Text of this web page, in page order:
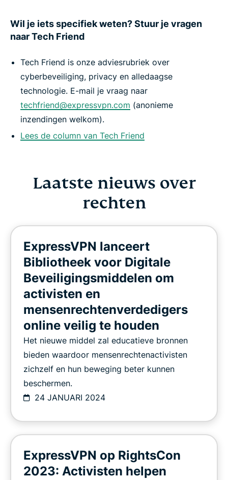
Wil je iets specifiek weten? Stuur je vragen
naar Tech Friend
Tech Friend is onze adviesrubriek over
cyberbeveiliging, privacy en alledaagse
technologie. E-mail je vraag naar
techfriend@expressvpn.com (anonieme
inzendingen welkom).
Lees de column van Tech Friend
Laatste nieuws over
rechten
ExpressVPN lanceert
Bibliotheek voor Digitale
Beveiligingsmiddelen om
activisten en
mensenrechtenverdedigers
online veilig te houden
Het nieuwe middel zal educatieve bronnen
bieden waardoor mensenrechtenactivisten
zichzelf en hun beweging beter kunnen
beschermen.
24 JANUARI 2024
ExpressVPN op RightsCon
2023: Activisten helpen